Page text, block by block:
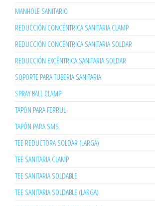
MANHOLE SANITARIO
REDUCCIÓN CONCÉNTRICA SANITARIA CLAMP
REDUCCIÓN CONCÉNTRICA SANITARIA SOLDAR
REDUCCIÓN EXCÉNTRICA SANITARIA SOLDAR
SOPORTE PARA TUBERIA SANITARIA
SPRAY BALL CLAMP
TAPÓN PARA FERRUL
TAPÓN PARA SMS
TEE REDUCTORA SOLDAR (LARGA)
TEE SANITARIA CLAMP
TEE SANITARIA SOLDABLE
TEE SANITARIA SOLDABLE (LARGA)